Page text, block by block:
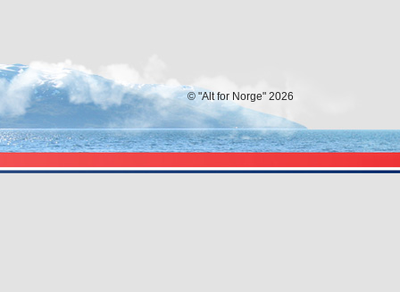
© "Alt for Norge" 2026